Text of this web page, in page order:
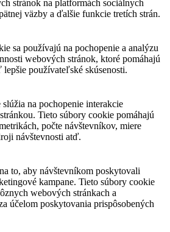
stránok na platformách sociálnych
väzby a ďalšie funkcie tretích strán.
sa používajú na pochopenie a analýzu
webových stránok, ktoré pomáhajú
používateľské skúsenosti.
na pochopenie interakcie
Tieto súbory cookie pomáhajú
počte návštevníkov, miere
návštevnosti atď.
to, aby návštevníkom poskytovali
kampane. Tieto súbory cookie
webových stránkach a
účelom poskytovania prispôsobených